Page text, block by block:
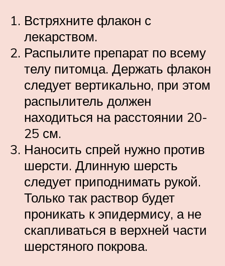
Встряхните флакон с
лекарством.
Распылите препарат по всему
телу питомца. Держать флакон
следует вертикально, при этом
распылитель должен
находиться на расстоянии 20-
25 см.
Наносить спрей нужно против
шерсти. Длинную шерсть
следует приподнимать рукой.
Только так раствор будет
проникать к эпидермису, а не
скапливаться в верхней части
шерстяного покрова.